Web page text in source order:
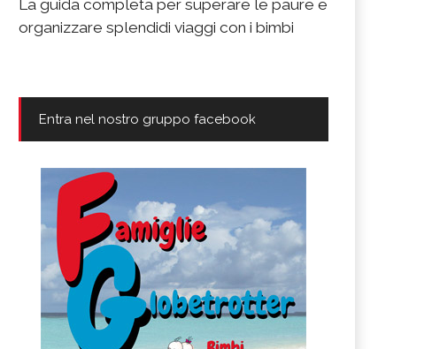
La guida completa per superare le paure e
organizzare splendidi viaggi con i bimbi
Entra nel nostro gruppo facebook